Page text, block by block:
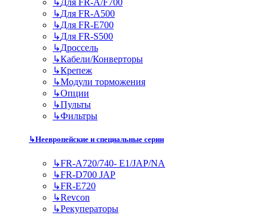
↳Для FR-A500
↳Для FR-E700
↳Для FR-S500
↳Дроссель
↳Кабели/Конверторы
↳Крепеж
↳Модули торможения
↳Опции
↳Пульты
↳Фильтры
↳Неевропейские и специальные серии
↳FR-A720/740- E1/JAP/NA
↳FR-D700 JAP
↳FR-E720
↳Revcon
↳Рекуператоры